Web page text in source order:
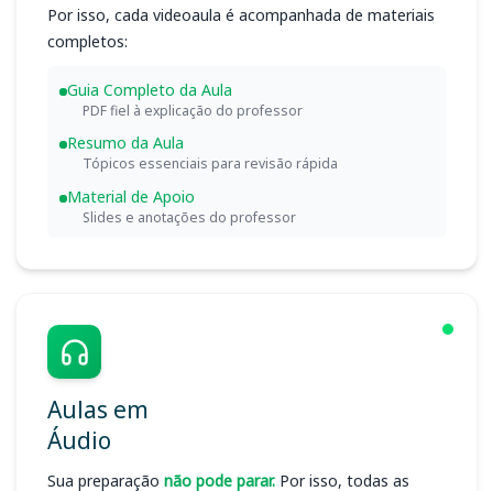
Por isso, cada videoaula é acompanhada de materiais
completos:
Guia Completo da Aula
PDF fiel à explicação do professor
Resumo da Aula
Tópicos essenciais para revisão rápida
Material de Apoio
Slides e anotações do professor
Aulas em
Áudio
Sua preparação não pode parar. Por isso, todas as